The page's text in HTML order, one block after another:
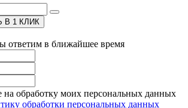
В 1 КЛИК
ответим в ближайшее время
на обработку моих персональных данных
обработки персональных данных